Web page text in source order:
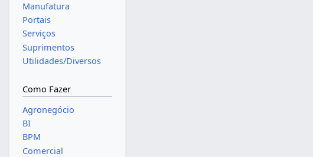
Manufatura
Portais
Serviços
Suprimentos
Utilidades/Diversos
Como Fazer
Agronegócio
BI
BPM
Comercial